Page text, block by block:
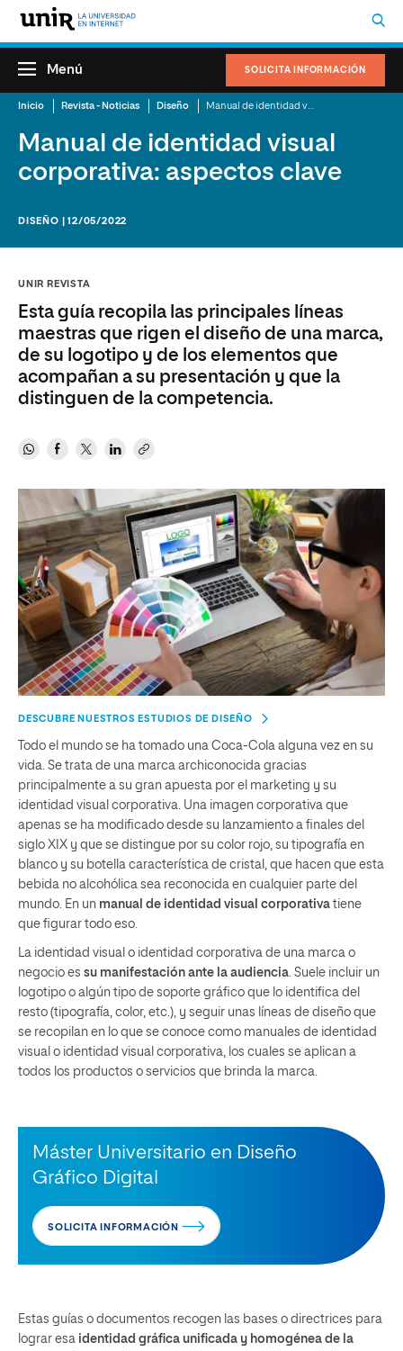
SOLICITA INFORMACIÓN
Menú
Inicio Revista - Noticias Diseño
Manual de identidad visual
corporativa: aspectos clave
DISEÑO | 12/05/2022
UNIR REVISTA
Esta guía recopila las principales líneas
maestras que rigen el diseño de una marca,
de su logotipo y de los elementos que
acompañan a su presentación y que la
distinguen de la competencia.
DESCUBRE NUESTROS ESTUDIOS DE DISEÑO
Todo el mundo se ha tomado una Coca-Cola alguna vez en su
vida. Se trata de una marca archiconocida gracias
principalmente a su gran apuesta por el marketing y su
identidad visual corporativa. Una imagen corporativa que
apenas se ha modificado desde su lanzamiento a finales del
siglo XIX y que se distingue por su color rojo, su tipografía en
blanco y su botella característica de cristal, que hacen que esta
bebida no alcohólica sea reconocida en cualquier parte del
mundo. En un manual de identidad visual corporativa tiene
que figurar todo eso.
La identidad visual o identidad corporativa de una marca o
negocio es su manifestación ante la audiencia . Suele incluir un
logotipo o algún tipo de soporte gráfico que lo identifica del
resto (tipografía, color, etc.), y seguir unas líneas de diseño que
se recopilan en lo que se conoce como manuales de identidad
visual o identidad visual corporativa, los cuales se aplican a
todos los productos o servicios que brinda la marca.
Máster Universitario en Diseño
Gráfico Digital
SOLICITA INFORMACIÓN
Estas guías o documentos recogen las bases o directrices para
lograr esa identidad gráfica unificada y homogénea de la